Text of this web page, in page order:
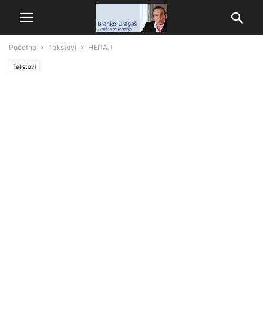
Početna Tekstovi НЕПАЛ
Tekstovi